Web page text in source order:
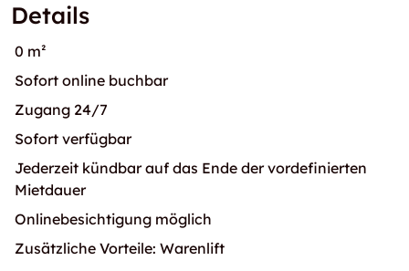
Details
0 m²
Sofort online buchbar
Zugang 24/7
Sofort verfügbar
Jederzeit kündbar auf das Ende der vordefinierten
Mietdauer
Onlinebesichtigung möglich
Zusätzliche Vorteile: Warenlift